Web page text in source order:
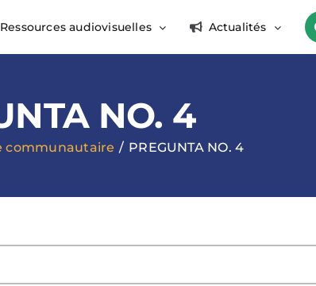
Ressources audiovisuelles Actualités
NO. 4
communautaire PREGUNTA NO. 4